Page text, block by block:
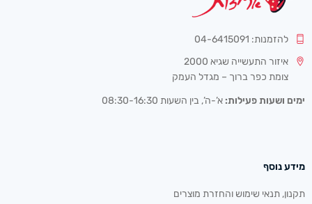
להזמנות: 04-6415091
איזור התעשייה שגיא 2000
צומת כפר ברוך – מגדל העמק
ימים ושעות פעילות: א’-ה’, בין השעות 08:30-16:30
מידע נוסף
תקנון, תנאי שימוש והחזרת מוצרים